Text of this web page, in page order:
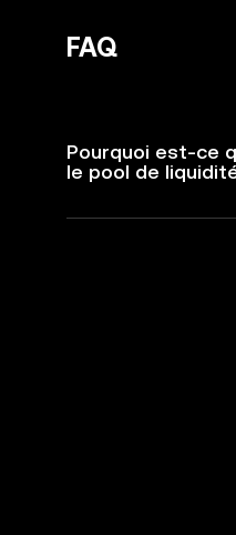
FAQ
Pourquoi est-ce
le pool de